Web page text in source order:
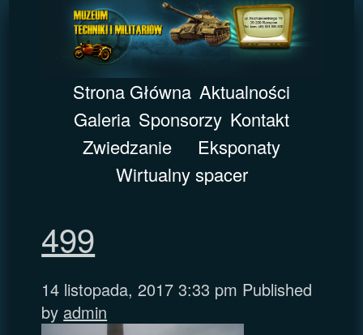
Strona Główna Aktualności
Galeria Sponsorzy Kontakt
Zwiedzanie
Eksponaty
Wirtualny spacer
499
14 listopada, 2017 3:33 pm Published
by admin